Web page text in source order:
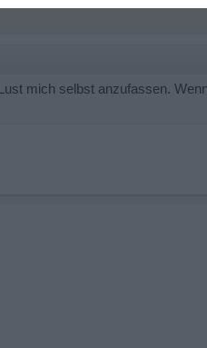
mich selbst anzufassen.